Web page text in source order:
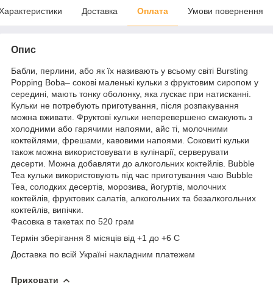
Доставка Оплата Умови повернення
Опис
Бабли, перлини, або як їх називають у всьому світі Bursting
Popping Boba– сокові маленькі кульки з фруктовим сиропом у
середині, мають тонку оболонку, яка лускає при натисканні.
Кульки не потребують приготування, після розпакування
можна вживати. Фруктові кульки неперевершено смакують з
холодними або гарячими напоями, айс ті, молочними
коктейлями, фрешами, кавовими напоями. Соковиті кульки
також можна використовувати в кулінарії, серверувати
десерти. Можна добавляти до алкогольних коктейлів. Bubble
Tea кульки використовують під час приготування чаю Bubble
Tea, солодких десертів, морозива, йогуртів, молочних
коктейлів, фруктових салатів, алкогольних та безалкогольних
коктейлів, випічки.
Фасовка в такетах по 520 грам
Термін зберігання 8 місяців від +1 до +6 С
Доставка по всій Україні накладним платежем
Приховати